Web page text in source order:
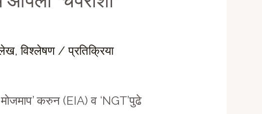
,विश्लेषण / प्रतिक्रिया
करुन (EIA) व ‘NGT’पुढे